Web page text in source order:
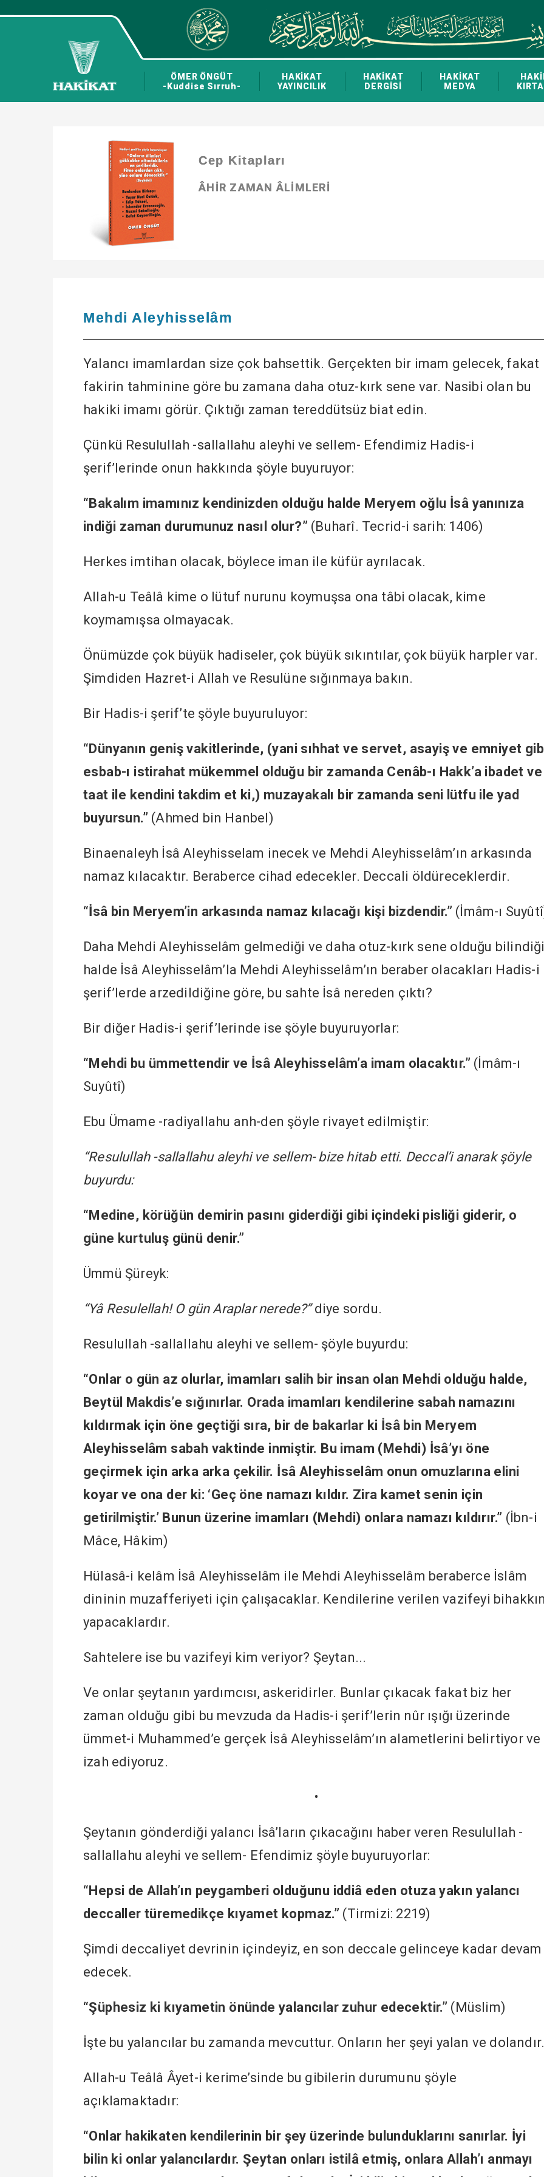
ÖMER ÖNGÜT
-Kuddise Sırruh-
HAKİKAT
YAYINCILIK
HAKİKAT
DERGİSİ
HAKİKAT
MEDYA
Cep Kitapları
ÂHİR ZAMAN ÂLİMLERİ
Mehdi Aleyhisselâm
Yalancı imamlardan size çok bahsettik. Gerçekten bir imam gelecek, fakat
fakirin tahminine göre bu zamana daha otuz-kırk sene var. Nasibi olan bu
hakiki imamı görür. Çıktığı zaman tereddütsüz biat edin.
Çünkü Resulullah -sallallahu aleyhi ve sellem- Efendimiz Hadis-i
şerif’lerinde onun hakkında şöyle buyuruyor:
“Bakalım imamınız kendinizden olduğu halde Meryem oğlu İsâ yanınıza
indiği zaman durumunuz nasıl olur?” (Buharî. Tecrid-i sarih: 1406)
Herkes imtihan olacak, böylece iman ile küfür ayrılacak.
Allah-u Teâlâ kime o lütuf nurunu koymuşsa ona tâbi olacak, kime
koymamışsa olmayacak.
Önümüzde çok büyük hadiseler, çok büyük sıkıntılar, çok büyük harpler var.
Şimdiden Hazret-i Allah ve Resulüne sığınmaya bakın.
Bir Hadis-i şerif’te şöyle buyuruluyor:
“Dünyanın geniş vakitlerinde, (yani sıhhat ve servet, asayiş ve emniyet
esbab-ı istirahat mükemmel olduğu bir zamanda Cenâb-ı Hakk’a ibadet ve
taat ile kendini takdim et ki,) muzayakalı bir zamanda seni lütfu ile yad
buyursun.” (Ahmed bin Hanbel)
Binaenaleyh İsâ Aleyhisselam inecek ve Mehdi Aleyhisselâm’ın arkasında
namaz kılacaktır. Beraberce cihad edecekler. Deccali öldüreceklerdir.
“İsâ bin Meryem’in arkasında namaz kılacağı kişi bizdendir.” (İmâm-ı
Daha Mehdi Aleyhisselâm gelmediği ve daha otuz-kırk sene olduğu
halde İsâ Aleyhisselâm’la Mehdi Aleyhisselâm’ın beraber olacakları Hadis-i
şerif’lerde arzedildiğine göre, bu sahte İsâ nereden çıktı?
Bir diğer Hadis-i şerif’lerinde ise şöyle buyuruyorlar:
“Mehdi bu ümmettendir ve İsâ Aleyhisselâm’a imam olacaktır.” (İmâm-ı
Suyûtî)
Ebu Ümame -radiyallahu anh-den şöyle rivayet edilmiştir:
“Resulullah -sallallahu aleyhi ve sellem- bize hitab etti. Deccal’i anarak şöyle
buyurdu:
“Medine, körüğün demirin pasını giderdiği gibi içindeki pisliği giderir, o
güne kurtuluş günü denir.”
Ümmü Şüreyk:
“Yâ Resulellah! O gün Araplar nerede?”diye sordu.
Resulullah -sallallahu aleyhi ve sellem- şöyle buyurdu:
“Onlar o gün az olurlar, imamları salih bir insan olan Mehdi olduğu halde,
Beytül Makdis’e sığınırlar. Orada imamları kendilerine sabah namazını
kıldırmak için öne geçtiği sıra, bir de bakarlar ki İsâ bin Meryem
Aleyhisselâm sabah vaktinde inmiştir. Bu imam (Mehdi) İsâ’yı öne
geçirmek için arka arka çekilir. İsâ Aleyhisselâm onun omuzlarına elini
koyar ve ona der ki: ‘Geç öne namazı kıldır. Zira kamet senin için
getirilmiştir.’ Bunun üzerine imamları (Mehdi) onlara namazı kıldırır.” (İbn-i
Mâce, Hâkim)
Hülasâ-i kelâm İsâ Aleyhisselâm ile Mehdi Aleyhisselâm beraberce İslâm
dininin muzafferiyeti için çalışacaklar. Kendilerine verilen vazifeyi
yapacaklardır.
Sahtelere ise bu vazifeyi kim veriyor? Şeytan...
Ve onlar şeytanın yardımcısı, askeridirler. Bunlar çıkacak fakat biz her
zaman olduğu gibi bu mevzuda da Hadis-i şerif’lerin nûr ışığı üzerinde
ümmet-i Muhammed’e gerçek İsâ Aleyhisselâm’ın alametlerini belirtiyor ve
izah ediyoruz.
•
Şeytanın gönderdiği yalancı İsâ’ların çıkacağını haber veren Resulullah -
sallallahu aleyhi ve sellem- Efendimiz şöyle buyuruyorlar:
“Hepsi de Allah’ın peygamberi olduğunu iddiâ eden otuza yakın yalancı
deccaller türemedikçe kıyamet kopmaz.” (Tirmizi: 2219)
Şimdi deccaliyet devrinin içindeyiz, en son deccale gelinceye kadar devam
edecek.
“Şüphesiz ki kıyametin önünde yalancılar zuhur edecektir.” (Müslim)
İşte bu yalancılar bu zamanda mevcuttur. Onların her şeyi yalan ve
Allah-u Teâlâ Âyet-i kerime’sinde bu gibilerin durumunu şöyle
açıklamaktadır:
“Onlar hakikaten kendilerinin bir şey üzerinde bulunduklarını sanırlar. İyi
bilin ki onlar yalancılardır. Şeytan onları istilâ etmiş, onlara Allah’ı anmayı